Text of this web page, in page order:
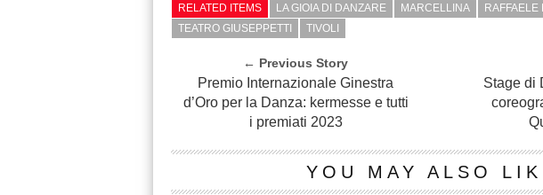
RELATED ITEMS LA GIOIA DI DANZARE MARCELLINA RAFFAELE
TEATRO GIUSEPPETTI
TIVOLI
← Previous Story
Premio Internazionale Ginestra
d’Oro per la Danza: kermesse e tutti
i premiati 2023
Stage di
YOU MAY ALSO